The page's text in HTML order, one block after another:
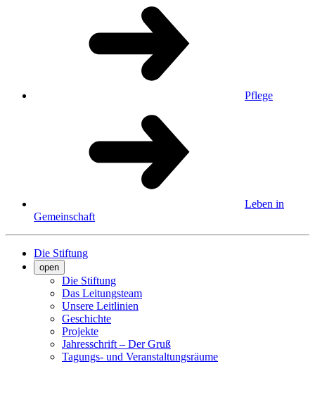
Pflege
Leben in
Gemeinschaft
Die Stiftung
open
Die Stiftung
Das Leitungsteam
Unsere Leitlinien
Geschichte
Projekte
Jahresschrift – Der Gruß
Tagungs- und Veranstaltungsräume